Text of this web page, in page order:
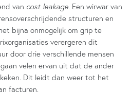
van cost leakage . Een wirwar van
structuren en
bijna onmogelijk om grip te
verergeren dit
door drie verschillende mensen
velen ervan uit dat de ander
Dit leidt dan weer tot het
facturen.